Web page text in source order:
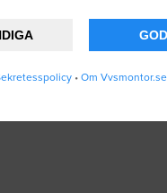
• Om Vvsmontor.se
lagrar
.